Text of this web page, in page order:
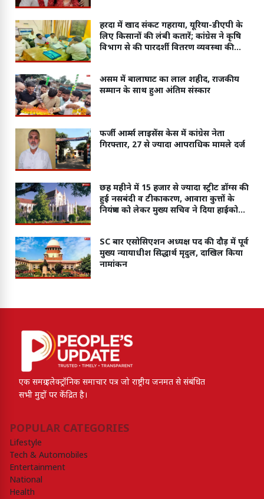
हरदा में खाद संकट गहराया, यूरिया-डीएपी के
लिए किसानों की लंबी कतारें; कांग्रेस ने कृषि
विभाग से की पारदर्शी वितरण व्यवस्था की
असम में बालाघाट का लाल शहीद, राजकीय
सम्मान के साथ हुआ अंतिम संस्कार
फर्जी आर्म्स लाइसेंस केस में कांग्रेस नेता
गिरफ्तार, 27 से ज्यादा आपराधिक मामले दर्ज
छह महीने में 15 हजार से ज्यादा स्ट्रीट डॉग्स की
हुई नसबंदी व टीकाकरण, आवारा कुत्तों के
नियंत्रण को लेकर मुख्य सचिव ने दिया हाईकोर्ट
SC बार एसोसिएशन अध्यक्ष पद की दौड़ में पूर्व
मुख्य न्यायाधीश सिद्धार्थ मृदुल, दाखिल किया
नामांकन
एक समग्र इलेक्ट्रॉनिक समाचार पत्र जो राष्ट्रीय जनमत से संबंधित
सभी मुद्दों पर केंद्रित है।
POPULAR CATEGORIES
Lifestyle
Tech & Automobiles
Entertainment
National
Health